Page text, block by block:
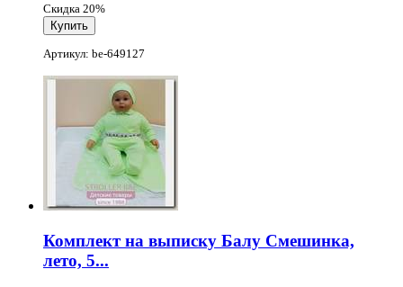
Скидка 20%
Артикул: be-649127
Комплект на выписку Балу Смешинка,
лето, 5...